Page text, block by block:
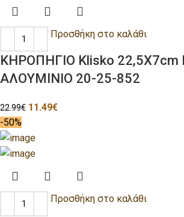
Προσθήκη στο καλάθι
ΚΗΡΟΠΗΓΙΟ Klisko
ΑΛΟΥΜΙΝΙΟ 20-25-852
22.99€ 11.49€
-50%
Προσθήκη στο καλάθι